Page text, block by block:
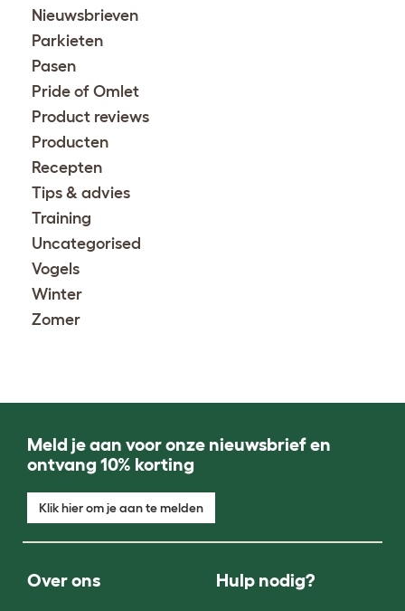
Nieuwsbrieven
Parkieten
Pasen
Pride of Omlet
Product reviews
Producten
Recepten
Tips & advies
Training
Uncategorised
Vogels
Winter
Zomer
Meld je aan voor onze nieuwsbrief en
ontvang 10% korting
Klik hier om je aan te melden
Over ons Hulp nodig?